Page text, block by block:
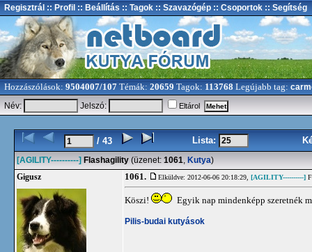
Regisztrál :: Profil :: Beállítás :: Tagok :: Szavazógép :: Csoportok :: Segítség
Hozzászólások: 9504007/107 Témák: 20659 Tagok: 113768 Legújabb tag:
Név:
Jelszó: Eltárol
/ 43 Lista:
[AGILITY----------] Flashagility (üzenet: 1061, Kutya)
Gigusz 1061. Elküldve: 2012-06-06 20:18:29, [AGILITY----------]
Köszi! Egyik nap mindenképp szeretnék
Pilis-budai kutyások